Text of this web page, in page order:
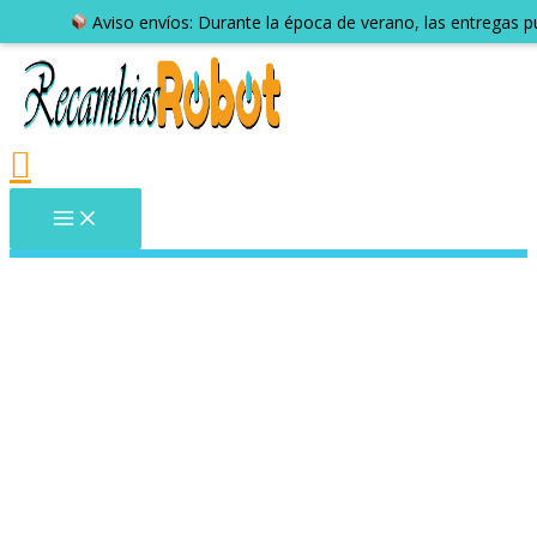
Aviso envíos: Durante la época de verano, las entregas